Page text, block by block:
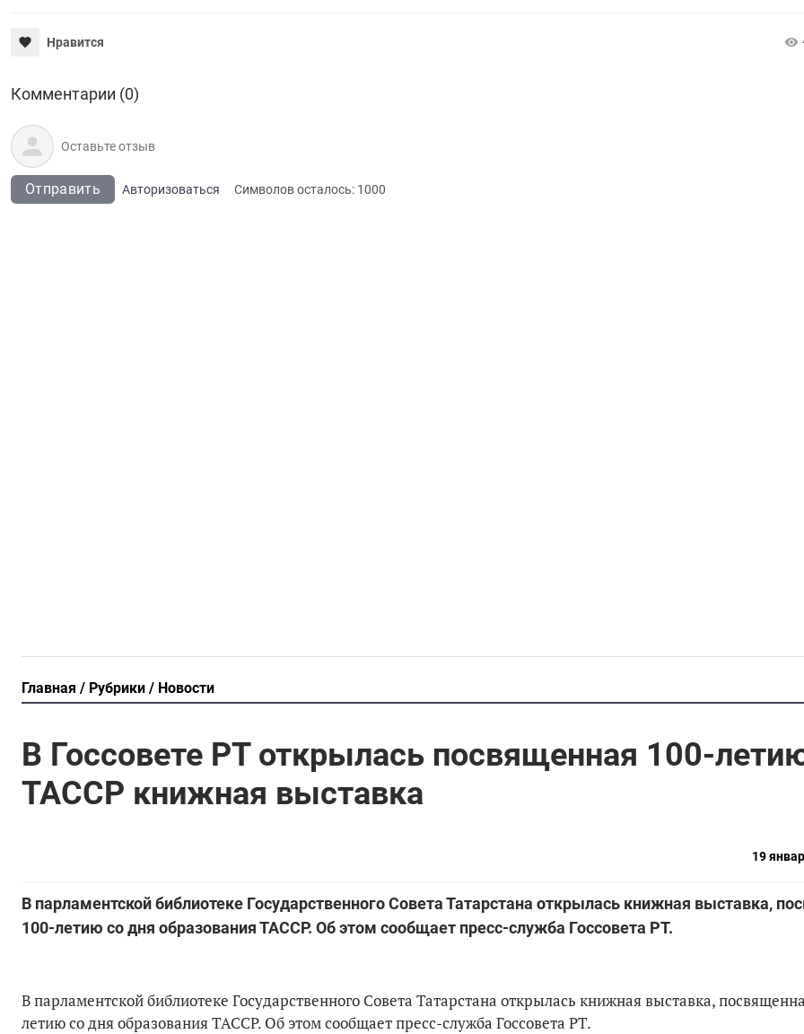
Нравится
Комментарии (0)
Отправить Авторизоваться Символов осталось: 1000
Главная Рубрики Новости
В Госсовете РТ открылась посвященная 100-
ТАССР книжная выставка
19
В парламентской библиотеке Государственного Совета Татарстана открылась книжная выставка,
100-летию со дня образования ТАССР. Об этом сообщает пресс-служба Госсовета РТ.
В парламентской библиотеке Государственного Совета Татарстана открылась книжная выставка,
летию со дня образования ТАССР. Об этом сообщает пресс-служба Госсовета РТ.